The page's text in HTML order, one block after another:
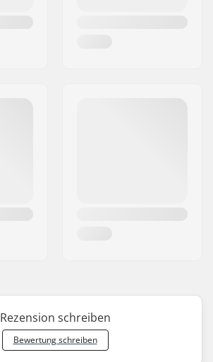
Rezension schreiben
Bewertung schreiben